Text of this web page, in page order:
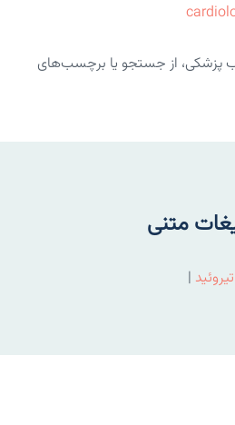
پزشکی، از جستجو یا برچسب‌های
متنی
|